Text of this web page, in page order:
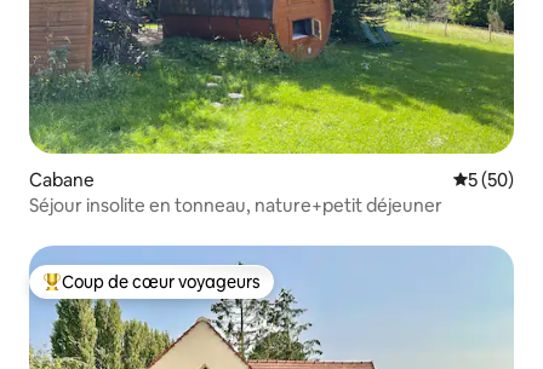
Cabane
5 (50)
Séjour insolite en tonneau, nature+petit déjeuner
Coups de cœur voyageurs les plus appréciés
Coup de cœur voyageurs